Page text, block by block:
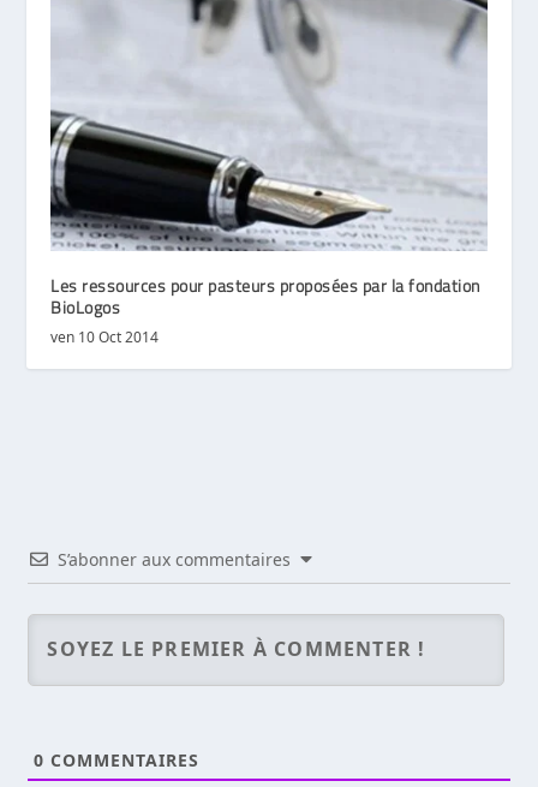
Les ressources pour pasteurs proposées par la fondation
BioLogos
ven 10 Oct 2014
S’abonner aux commentaires
0 COMMENTAIRES